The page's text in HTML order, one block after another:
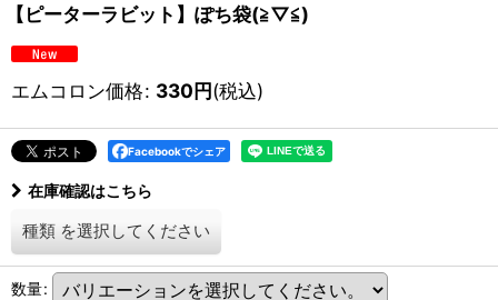
【ピーターラビット】ぽち袋(≧▽≦)
エムコロン価格: 330円(税込)
Facebookでシェア
在庫確認はこちら
種類 を選択してください
数量: